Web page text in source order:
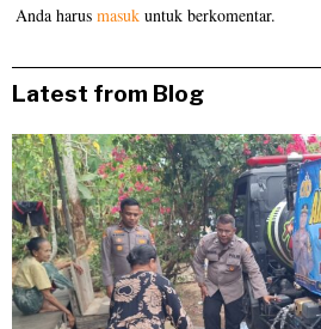
Anda harusmasuk untuk berkomentar.
Latest from Blog